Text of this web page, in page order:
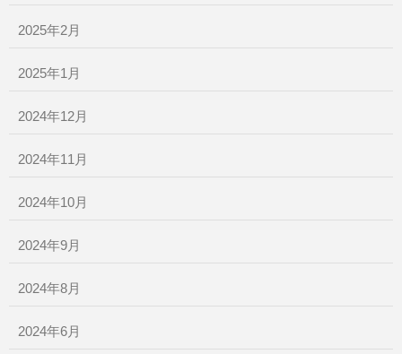
2025年2月
2025年1月
2024年12月
2024年11月
2024年10月
2024年9月
2024年8月
2024年6月